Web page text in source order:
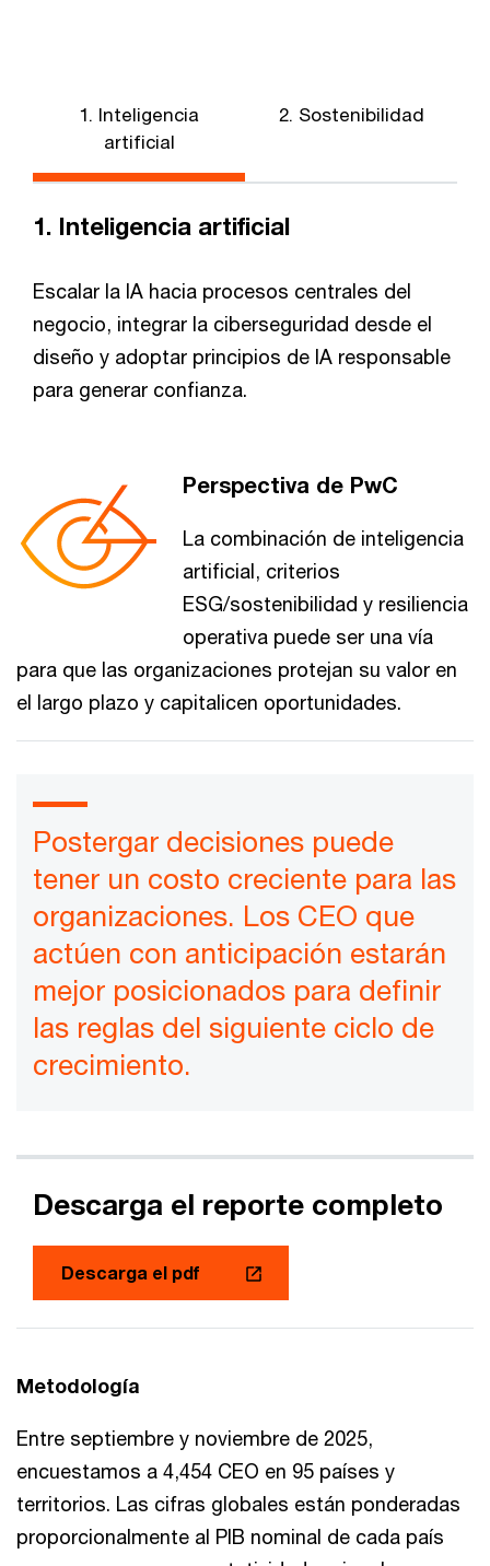
1. Inteligencia
artificial
2. Sostenibilidad
1. Inteligencia artificial
Escalar la IA hacia procesos centrales del
negocio, integrar la ciberseguridad desde el
diseño y adoptar principios de IA responsable
para generar confianza.
Perspectiva de PwC
La combinación de inteligencia
artificial, criterios
ESG/sostenibilidad y resiliencia
operativa puede ser una vía
para que las organizaciones protejan su valor en
el largo plazo y capitalicen oportunidades.
Postergar decisiones puede
tener un costo creciente para las
organizaciones. Los CEO que
actúen con anticipación estarán
mejor posicionados para definir
las reglas del siguiente ciclo de
crecimiento.
Descarga el reporte completo
Descarga el pdf
Metodología
Entre septiembre y noviembre de 2025,
encuestamos a 4,454 CEO en 95 países y
territorios. Las cifras globales están ponderadas
proporcionalmente al PIB nominal de cada país